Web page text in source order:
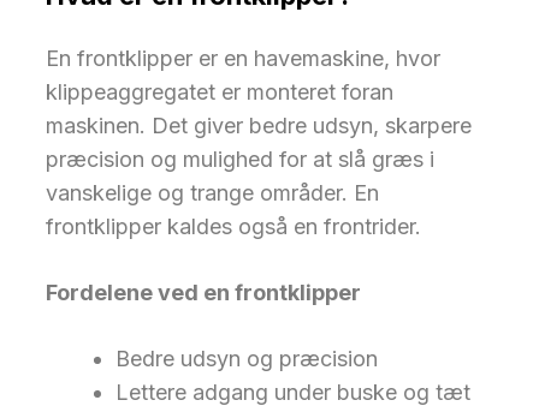
En frontklipper er en havemaskine, hvor
klippeaggregatet er monteret foran
maskinen. Det giver bedre udsyn, skarpere
præcision og mulighed for at slå græs i
vanskelige og trange områder. En
frontklipper kaldes også en frontrider.
Fordelene ved en frontklipper
Bedre udsyn og præcision
Lettere adgang under buske og tæt